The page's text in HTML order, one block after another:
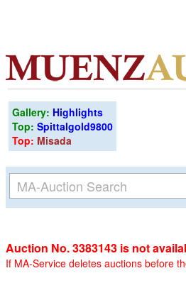
Gallery: Highlights
Top: Spittalgold9800
Top: Misada
Auction No. 3383143 is not
If MA-Service deletes auctions before